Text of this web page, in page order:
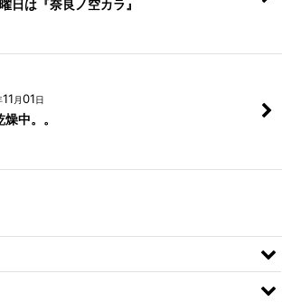
日は『奈良ノ空カラ』
11 月01日
燥中。。